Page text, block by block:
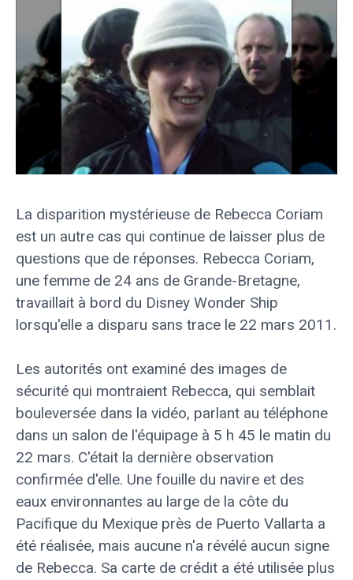
La disparition mystérieuse de Rebecca Coriam
est un autre cas qui continue de laisser plus de
questions que de réponses. Rebecca Coriam,
une femme de 24 ans de Grande-Bretagne,
travaillait à bord du Disney Wonder Ship
lorsqu'elle a disparu sans trace le 22 mars 2011.
Les autorités ont examiné des images de
sécurité qui montraient Rebecca, qui semblait
bouleversée dans la vidéo, parlant au téléphone
dans un salon de l'équipage à 5 h 45 le matin du
22 mars. C'était la dernière observation
confirmée d'elle. Une fouille du navire et des
eaux environnantes au large de la côte du
Pacifique du Mexique près de Puerto Vallarta a
été réalisée, mais aucune n'a révélé aucun signe
de Rebecca. Sa carte de crédit a été utilisée plus